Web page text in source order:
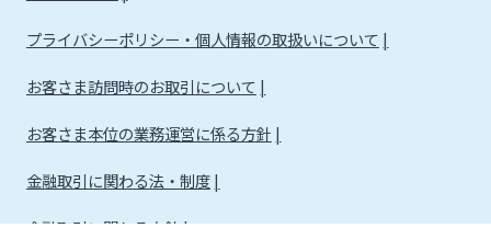
プライバシーポリシー・個人情報の取扱いについて
お客さま訪問時のお取引について
お客さま本位の業務運営に係る方針
金融取引に関わる法・制度